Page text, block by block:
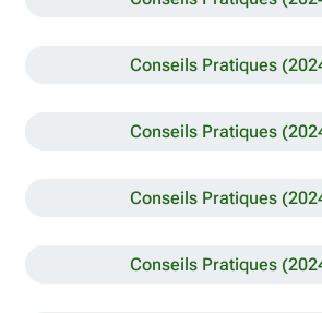
Conseils Pratiques
Conseils Pratiques
Conseils Pratiques
Conseils Pratiques